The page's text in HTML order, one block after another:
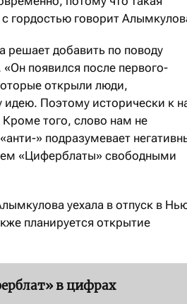
с гордостью говорит
решает добавить по поводу
появился после первого-
открыли люди,
Поэтому исторически к
того, слово нам не
» подразумевает
«Циферблаты» свободными
уехала в отпуск в
планируется открытие
в цифрах